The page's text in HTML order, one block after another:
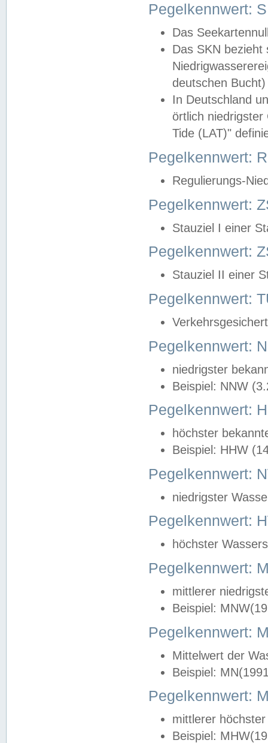
Pegelkennwert:
Das
Das SKN
deutschen
In Deutschland
örtlich
Tide (LAT)"
Pegelkennwert:
Regulierungs-
Pegelkennwert:
Stauziel I einer
Pegelkennwert:
Stauziel II einer
Pegelkennwert:
Pegelkennwert:
niedrigster
Beispiel: NNW
Pegelkennwert:
höchster
Beispiel: HHW
Pegelkennwert:
niedrigster
Pegelkennwert:
höchster
Pegelkennwert:
mittlerer
Beispiel:
Pegelkennwert:
Mittelwert der
Beispiel:
Pegelkennwert:
mittlerer
Beispiel: